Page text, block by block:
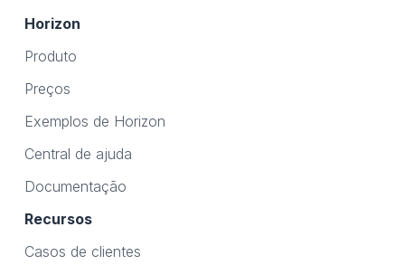
Horizon
Produto
Preços
Exemplos de Horizon
Central de ajuda
Documentação
Recursos
Casos de clientes